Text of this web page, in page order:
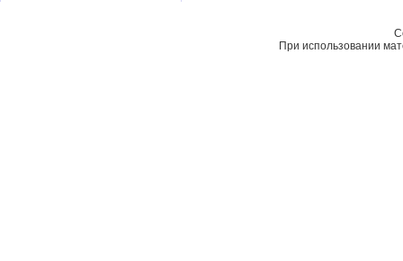
При использовании